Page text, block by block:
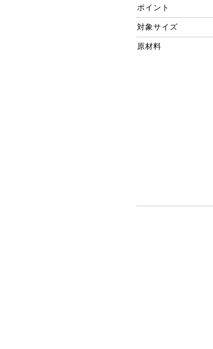
ポイント
対象サイズ
原材料